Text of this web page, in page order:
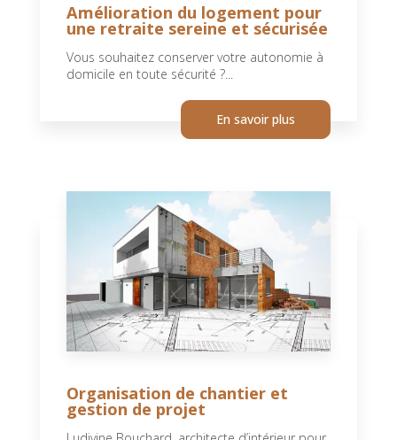
Amélioration du logement pour
une retraite sereine et sécurisée
Vous souhaitez conserver votre autonomie à
domicile en toute sécurité ?...
En savoir plus
Organisation de chantier et
gestion de projet